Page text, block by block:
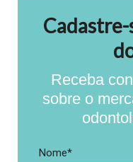
Receba
sobre o
Nome*